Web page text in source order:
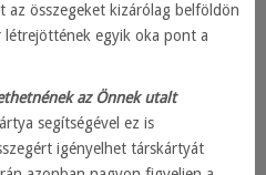
az összegeket kizárólag belföldön
létrejöttének egyik oka pont a
az Önnek utalt
segítségével ez is
igényelhet társkártyát